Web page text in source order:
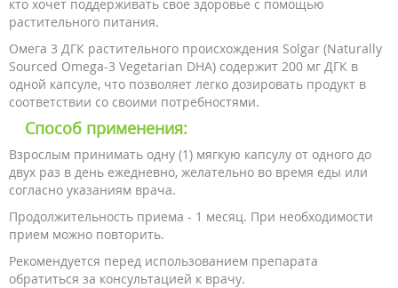
кто хочет поддерживать свое здоровье с помощью
растительного питания.
Омега 3 ДГК растительного происхождения Solgar (Naturally
Sourced Omega-3 Vegetarian DHA) содержит 200 мг ДГК в
одной капсуле, что позволяет легко дозировать продукт в
соответствии со своими потребностями.
Способ применения:
Взрослым принимать одну (1) мягкую капсулу от одного до
двух раз в день ежедневно, желательно во время еды или
согласно указаниям врача.
Продолжительность приема - 1 месяц. При необходимости
прием можно повторить.
Рекомендуется перед использованием препарата
обратиться за консультацией к врачу.